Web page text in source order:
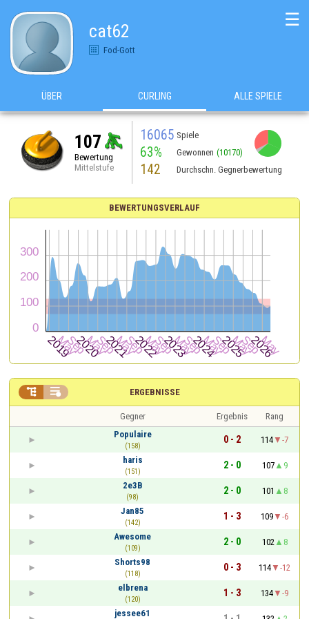
cat62
Fod-Gott
☰
ÜBER CURLING ALLE SPIELE
107
Bewertung
Mittelstufe
16065 Spiele
63% Gewonnen (10170)
142 Durchschn. Gegnerbewertung
BEWERTUNGSVERLAUF
ERGEBNISSE
 
Gegner Ergebnis
Rang
Populaire
(158)
0 - 2 114
-7
haris
(151)
2 - 0 107
9
2e3B
(98)
2 - 0 101
8
Jan85
(142)
1 - 3 109
-6
Awesome
(109)
2 - 0 102
8
Shorts98
(118)
0 - 3 114
-12
elbrena
(120)
1 - 3 134
-9
jessee61